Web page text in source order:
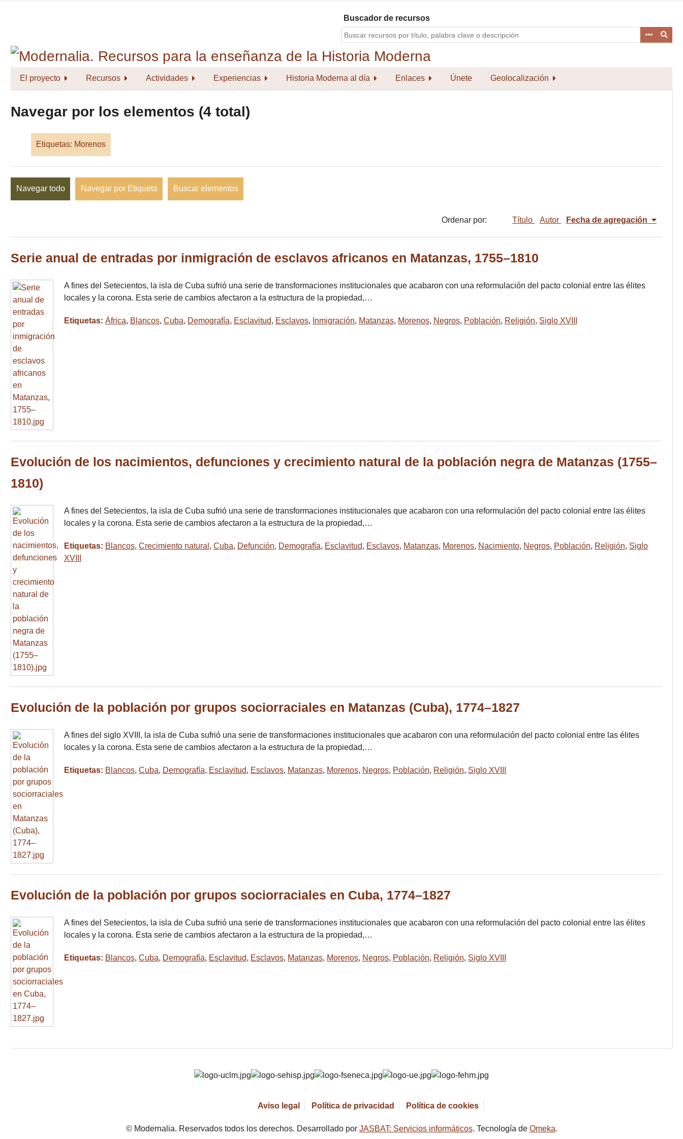
Buscador de recursos
El proyecto Recursos Actividades Experiencias Historia Moderna al día Enlaces Únete Geolocalización
Navegar por los elementos (4 total)
Etiquetas: Morenos
Navegar todo Navegar por Etiqueta Buscar elementos
Ordenar por: Título Autor Fecha de agregación
Serie anual de entradas por inmigración de esclavos africanos en Matanzas, 1755–1810
A fines del Setecientos, la isla de Cuba sufrió una serie de transformaciones institucionales que acabaron con una reformulación del pacto colonial entre las élites
locales y la corona. Esta serie de cambios afectaron a la estructura de la propiedad,…
Etiquetas: África, Blancos, Cuba, Demografía, Esclavitud, Esclavos, Inmigración, Matanzas, Morenos, Negros, Población, Religión, Siglo XVIII
Evolución de los nacimientos, defunciones y crecimiento natural de la población negra de Matanzas (1755–
1810)
A fines del Setecientos, la isla de Cuba sufrió una serie de transformaciones institucionales que acabaron con una reformulación del pacto colonial entre las élites
locales y la corona. Esta serie de cambios afectaron a la estructura de la propiedad,…
Etiquetas: Blancos, Crecimiento natural , Cuba, Defunción, Demografía, Esclavitud, Esclavos, Matanzas, Morenos, Nacimiento, Negros, Población, Religión, Siglo
XVIII
Evolución de la población por grupos sociorraciales en Matanzas (Cuba), 1774–1827
A fines del siglo XVIII, la isla de Cuba sufrió una serie de transformaciones institucionales que acabaron con una reformulación del pacto colonial entre las élites
locales y la corona. Esta serie de cambios afectaron a la estructura de la propiedad,…
Etiquetas: Blancos, Cuba, Demografía, Esclavitud, Esclavos, Matanzas, Morenos, Negros, Población, Religión, Siglo XVIII
Evolución de la población por grupos sociorraciales en Cuba, 1774–1827
A fines del Setecientos, la isla de Cuba sufrió una serie de transformaciones institucionales que acabaron con una reformulación del pacto colonial entre las élites
locales y la corona. Esta serie de cambios afectaron a la estructura de la propiedad,…
Etiquetas: Blancos, Cuba, Demografía, Esclavitud, Esclavos, Matanzas, Morenos, Negros, Población, Religión, Siglo XVIII
Aviso legal Política de privacidad Política de cookies
© Modernalia. Reservados todos los derechos. Desarrollado por JASBAT: Servicios informáticos. Tecnología de Omeka.